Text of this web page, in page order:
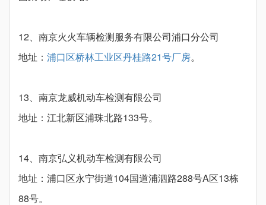
12、南京火火车辆检测服务有限公司浦口分公司
地址： 浦口区桥林工业区丹桂路21号厂房。
13、南京龙威机动车检测有限公司
地址：江北新区浦珠北路133号。
14、南京弘义机动车检测有限公司
地址：浦口区永宁街道104国道浦泗路288号A区13栋
88号。